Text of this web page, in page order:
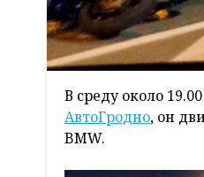
В среду около
АвтоГродно, он
BMW.